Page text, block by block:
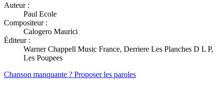
Auteur :
Paul Ecole
Compositeur :
Calogero Maurici
Éditeur :
Warner Chappell Music France, Derriere Les Planches D L P,
Les Poupees
Chanson manquante ? Proposer les paroles